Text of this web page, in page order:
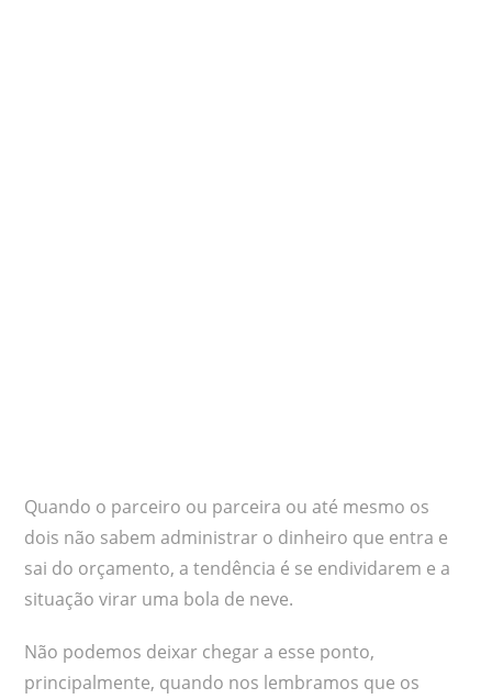
Quando o parceiro ou parceira ou até mesmo os
dois não sabem administrar o dinheiro que entra e
sai do orçamento, a tendência é se endividarem e a
situação virar uma bola de neve.
Não podemos deixar chegar a esse ponto,
principalmente, quando nos lembramos que os